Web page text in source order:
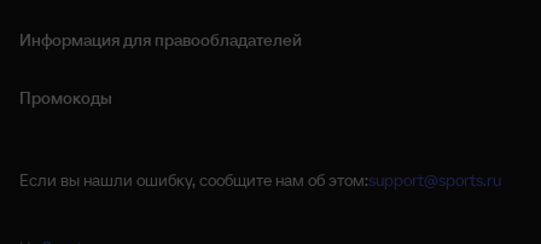
Информация для правообладателей
Промокоды
Если вы нашли ошибку, сообщите нам об этом:support@sports.ru